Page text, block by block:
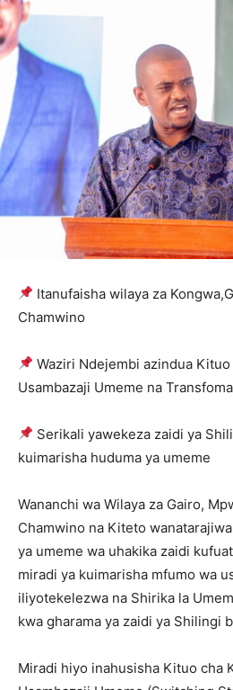
Itanufaisha wilaya za
Chamwino
Waziri Ndejembi azindua
Usambazaji Umeme na
Serikali yawekeza zaidi ya
kuimarisha huduma ya umeme
Wananchi wa Wilaya za Gairo,
Chamwino na Kiteto
ya umeme wa uhakika zaidi
miradi ya kuimarisha mfumo wa
iliyotekelezwa na Shirika la
kwa gharama ya zaidi ya Shilingi
Miradi hiyo inahusisha Kituo cha